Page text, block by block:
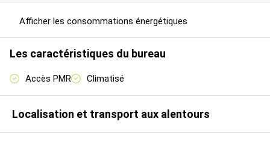
Afficher les consommations énergétiques
Les caractéristiques du bureau
Accès PMR Climatisé
Localisation et transport aux alentours